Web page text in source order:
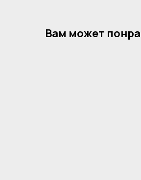
Вам может